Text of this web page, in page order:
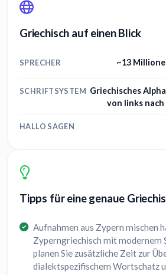
Griechisch auf einen Blick
SPRECHER ~13
SCHRIFTSYSTEM Griechisches
von links
HALLO SAGEN
Tipps für eine genaue
Aufnahmen aus Zypern mischen
Zyperngriechisch mit modernem
planen Sie zusätzliche Zeit zur
dialektspezifischem Wortschatz